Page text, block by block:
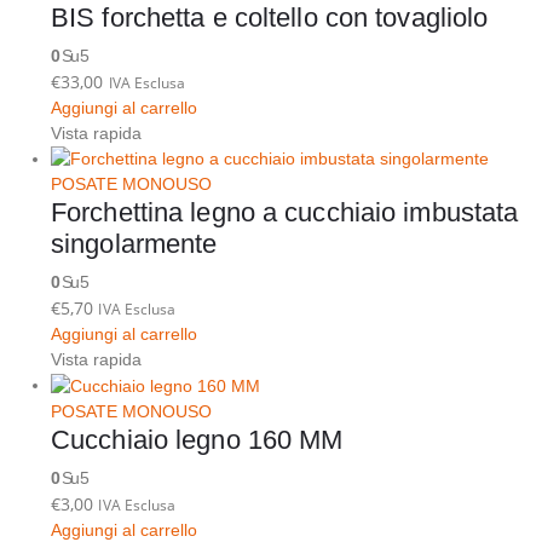
BIS forchetta e coltello con tovagliolo
0Su 5
€33,00 IVA Esclusa
Aggiungi al carrello
Vista rapida
POSATE MONOUSO
Forchettina legno a cucchiaio imbustata
singolarmente
0Su 5
€5,70 IVA Esclusa
Aggiungi al carrello
Vista rapida
POSATE MONOUSO
Cucchiaio legno 160 MM
0Su 5
€3,00 IVA Esclusa
Aggiungi al carrello